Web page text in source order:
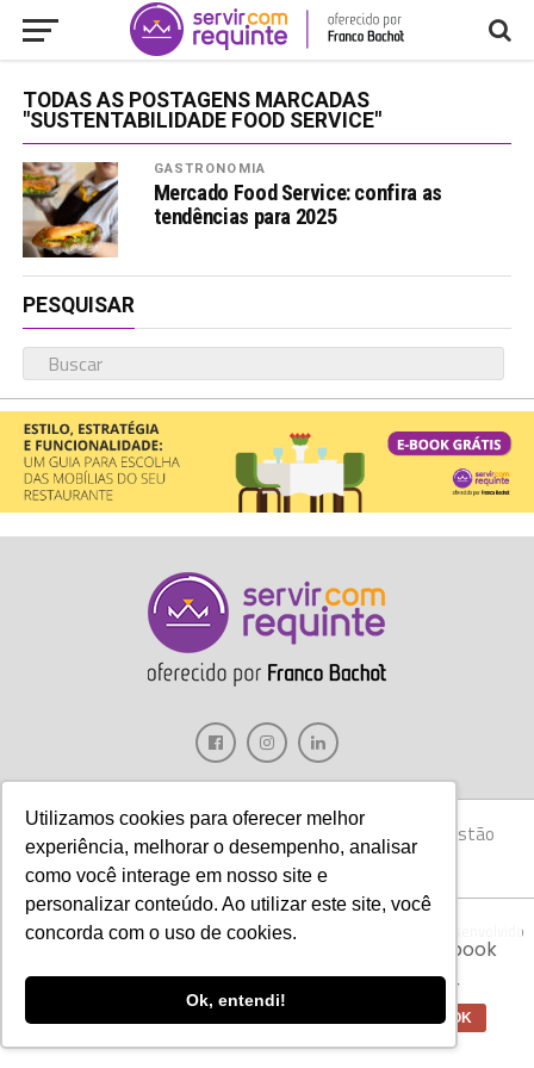
Utilizamos cookies para oferecer melhor
experiência, melhorar o desempenho, analisar
como você interage em nosso site e
personalizar conteúdo. Ao utilizar este site, você
concorda com o uso de cookies.
Ok, entendi!
TODAS AS POSTAGENS MARCADAS
"SUSTENTABILIDADE FOOD SERVICE"
GASTRONOMIA
Mercado Food Service: confira as
tendências para 2025
PESQUISAR
Gastronomia Móveis Decoração Hotelaria
Gestão
Marketing
Tecnologia Eventos
Copyright © 2017 Servir com Requinte • Franco Bachot Móveis . Desenvolvido
Aviso:Nós da Franco Bachot utilizamos de
cookies com ferramentas do Google e Facebook
experiência de nossos clientes para oferecer
melhores produtos e serviços. OK